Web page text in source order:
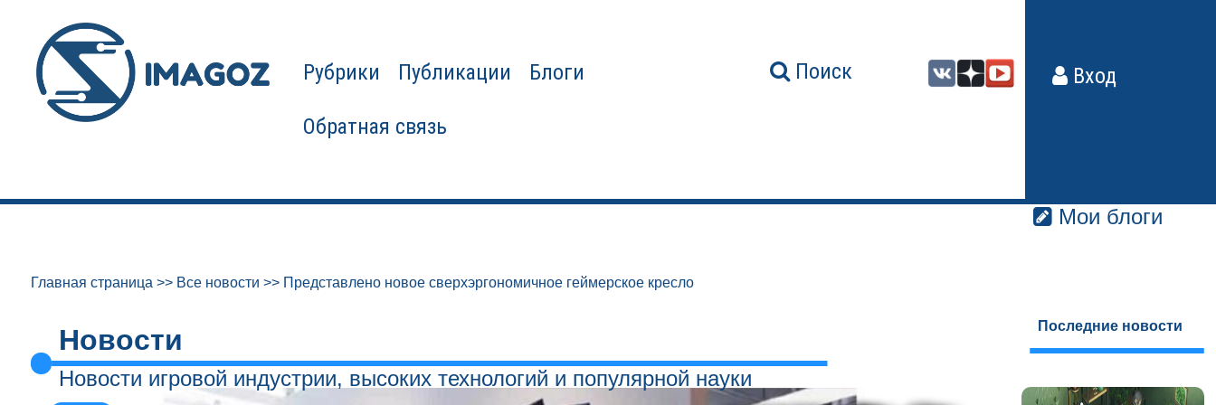
Рубрики Публикации Блоги
Обратная связь
Поиск Вход
Мои блоги
Главная страница >> Все новости >> Представлено новое сверхэргономичное геймерское кресло
Новости
Новости игровой индустрии, высоких технологий и популярной науки
Последние новости